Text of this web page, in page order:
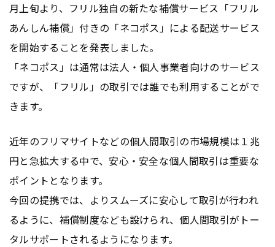
月上旬より、フリル独自の新たな補償サービス「フリル
あんしん補償」付きの「ネコポス」による配送サービス
を開始することを発表しました。
「ネコポス」は通常は法人・個人事業者向けのサービス
ですが、「フリル」の取引では誰でも利用することがで
きます。
近年のフリマサイトなどの個人間取引の市場規模は１兆
円と急拡大する中で、安心・安全な個人間取引は重要な
ポイントとなります。
今回の提携では、よりスムーズに安心して取引が行われ
るように、補償制度なども設けられ、個人間取引がトー
タルサポートされるようになります。